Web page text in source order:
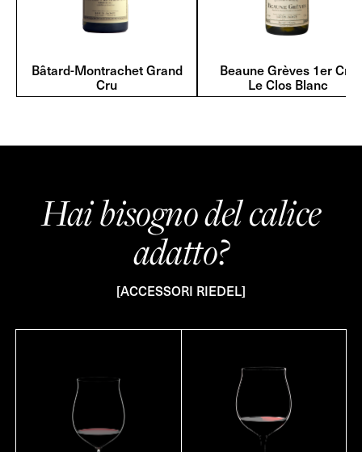
Bâtard-Montrachet Grand
Cru
Beaune Grèves 1er Cru
Le Clos Blanc
Hai bisogno del calice
adatto?
[ACCESSORI RIEDEL]